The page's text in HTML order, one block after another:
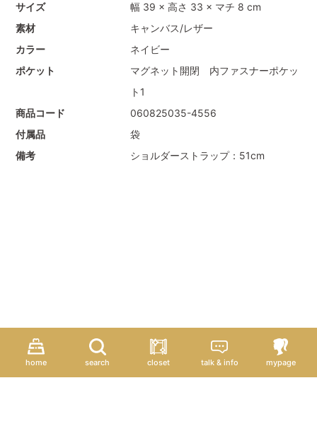
サイズ
幅 39 × 高さ 33 × マチ 8 cm
素材
キャンバス/レザー
カラー
ネイビー
ポケット
マグネット開閉 内ファスナーポケッ
ト1
商品コード
060825035-4556
付属品
袋
備考
ショルダーストラップ：51cm
home search closet talk & info mypage